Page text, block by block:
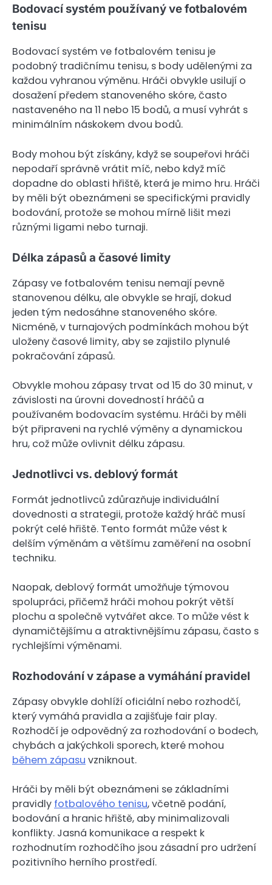
Bodovací systém používaný ve fotbalovém
tenisu
Bodovací systém ve fotbalovém tenisu je
podobný tradičnímu tenisu, s body udělenými za
každou vyhranou výměnu. Hráči obvykle usilují o
dosažení předem stanoveného skóre, často
nastaveného na 11 nebo 15 bodů, a musí vyhrát s
minimálním náskokem dvou bodů.
Body mohou být získány, když se soupeřovi hráči
nepodaří správně vrátit míč, nebo když míč
dopadne do oblasti hřiště, která je mimo hru. Hráči
by měli být obeznámeni se specifickými pravidly
bodování, protože se mohou mírně lišit mezi
různými ligami nebo turnaji.
Délka zápasů a časové limity
Zápasy ve fotbalovém tenisu nemají pevně
stanovenou délku, ale obvykle se hrají, dokud
jeden tým nedosáhne stanoveného skóre.
Nicméně, v turnajových podmínkách mohou být
uloženy časové limity, aby se zajistilo plynulé
pokračování zápasů.
Obvykle mohou zápasy trvat od 15 do 30 minut, v
závislosti na úrovni dovedností hráčů a
používaném bodovacím systému. Hráči by měli
být připraveni na rychlé výměny a dynamickou
hru, což může ovlivnit délku zápasu.
Jednotlivci vs. deblový formát
Formát jednotlivců zdůrazňuje individuální
dovednosti a strategii, protože každý hráč musí
pokrýt celé hřiště. Tento formát může vést k
delším výměnám a většímu zaměření na osobní
techniku.
Naopak, deblový formát umožňuje týmovou
spolupráci, přičemž hráči mohou pokrýt větší
plochu a společně vytvářet akce. To může vést k
dynamičtějšímu a atraktivnějšímu zápasu, často s
rychlejšími výměnami.
Rozhodování v zápase a vymáhání pravidel
Zápasy obvykle dohlíží oficiální nebo rozhodčí,
který vymáhá pravidla a zajišťuje fair play.
Rozhodčí je odpovědný za rozhodování o bodech,
chybách a jakýchkoli sporech, které mohou
během zápasu vzniknout.
Hráči by měli být obeznámeni se základními
pravidly fotbalového tenisu, včetně podání,
bodování a hranic hřiště, aby minimalizovali
konflikty. Jasná komunikace a respekt k
rozhodnutím rozhodčího jsou zásadní pro udržení
pozitivního herního prostředí.